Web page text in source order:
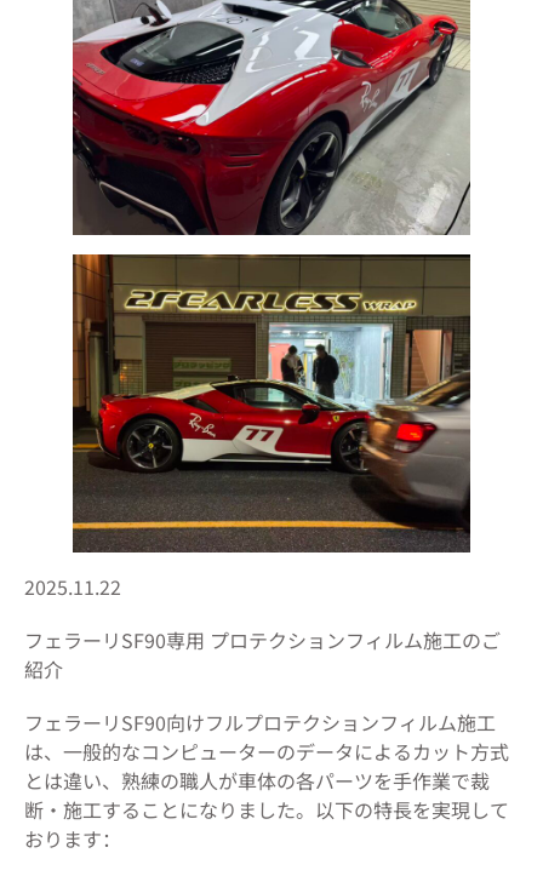
2025.11.22
フェラーリSF90専用 プロテクションフィルム施工のご
紹介
フェラーリSF90向けフルプロテクションフィルム施工
は、一般的なコンピューターのデータによるカット方式
とは違い、熟練の職人が車体の各パーツを手作業で裁
断・施工することになりました。以下の特長を実現して
おります：